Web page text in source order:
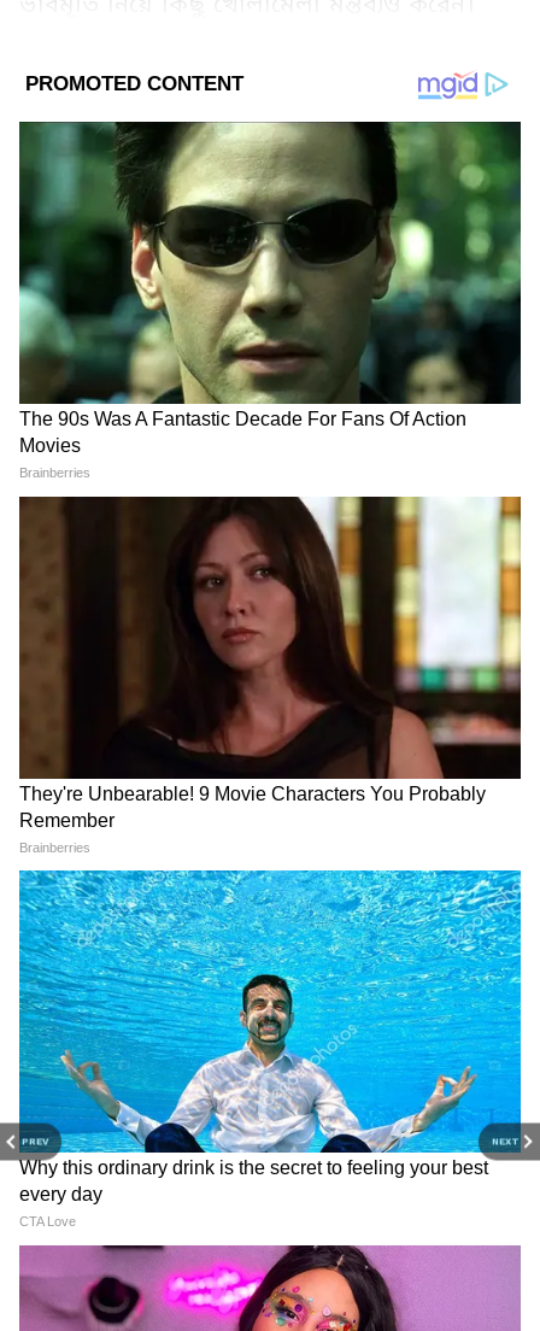
PREV NEXT
Add Asianetnews Bangla as a Preferred
Image Credit :Social Media
মৌসুমী কিছুটা মজার ছলেই রাজেশ খান্নাকে
'বিগড়ে যাওয়া ছেলে' বলে উল্লেখ করেন। তিনি
বলেন, প্রচুর সাফল্য অনেক সময় রাজেশের মাথায়
চড়ে যেত। তাঁর মতে, রাজেশ অত্যন্ত জনপ্রিয়
হলেও, ভারতের প্রথম সুপারস্টার হওয়ার চাপ এবং
ইগো তাঁর আচরণে মাঝে মাঝে ফুটে উঠত।
4